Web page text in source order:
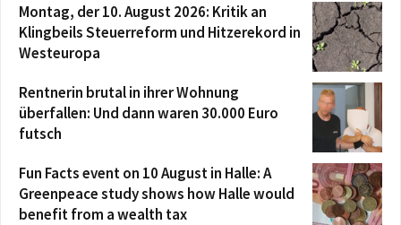
Montag, der 10. August 2026: Kritik an
Klingbeils Steuerreform und Hitzerekord in
Westeuropa
Rentnerin brutal in ihrer Wohnung
überfallen: Und dann waren 30.000 Euro
futsch
Fun Facts event on 10 August in Halle: A
Greenpeace study shows how Halle would
benefit from a wealth tax